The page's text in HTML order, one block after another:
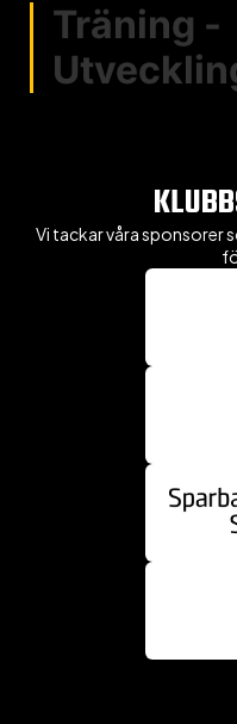
Träning -
Vi tackar våra sponsorer